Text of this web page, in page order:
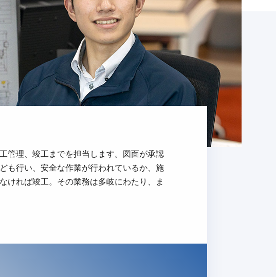
管理、竣工までを担当します。図面が承認
も行い、安全な作業が行われているか、施
ければ竣工。その業務は多岐にわたり、ま